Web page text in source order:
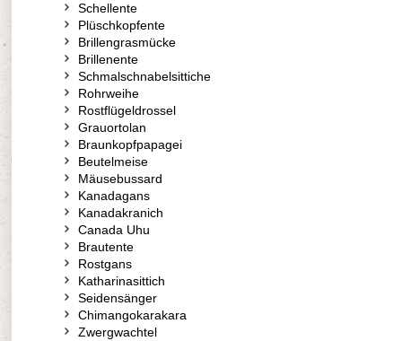
Schellente
Plüschkopfente
Brillengrasmücke
Brillenente
Schmalschnabelsittiche
Rohrweihe
Rostflügeldrossel
Grauortolan
Braunkopfpapagei
Beutelmeise
Mäusebussard
Kanadagans
Kanadakranich
Canada Uhu
Brautente
Rostgans
Katharinasittich
Seidensänger
Chimangokarakara
Zwergwachtel